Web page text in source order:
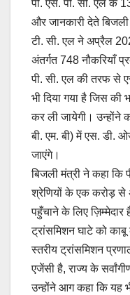
पी. एस. पी. सी. एल के
और जानकारी देते बिजली
टी. सी. एल ने अप्रैल
अंतर्गत 748 नौकरियाँ
पी. सी. एल की तरफ से
भी दिया गया है जिस की
कर ली जायेगी। उन्होंने
बी. एम. बी) में एस. डी.
जाएंगे।
बिजली मंत्री ने कहा
श्रेणियों के एक करोड़ से
पहुँचाने के लिए ज़िम्मेदार
ट्रांसमिशन घाटे को
स्तरीय ट्रांसमिशन
एजेंसी है, राज्य के
उन्होंने आग कहा कि यह